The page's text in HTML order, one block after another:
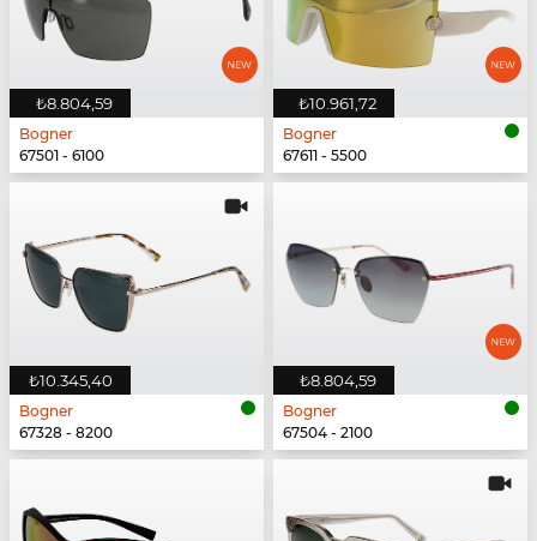
₺8.804,59
Bogner
67501 - 6100
₺10.961,72
Bogner
67611 - 5500
₺10.345,40
Bogner
67328 - 8200
₺8.804,59
Bogner
67504 - 2100